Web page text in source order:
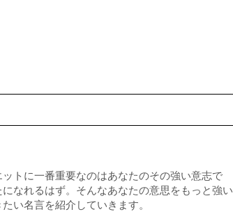
トに一番重要なのはあなたのその強い意志で
なれるはず。そんなあなたの意思をもっと強い
い名言を紹介していきます。